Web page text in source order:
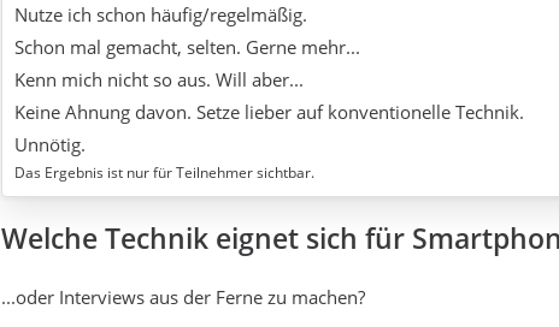
Nutze ich schon häufig/regelmäßig.
Schon mal gemacht, selten. Gerne mehr...
Kenn mich nicht so aus. Will aber...
Keine Ahnung davon. Setze lieber auf konventionelle Technik.
Unnötig.
Das Ergebnis ist nur für Teilnehmer sichtbar.
Welche Technik eignet sich für
...oder Interviews aus der Ferne zu machen?